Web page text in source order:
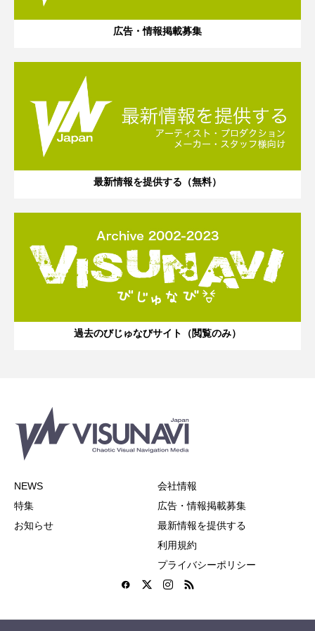
広告・情報掲載募集
最新情報を提供する（無料）
過去のびじゅなびサイト（閲覧のみ）
NEWS
特集
お知らせ
会社情報
広告・情報掲載募集
最新情報を提供する
利用規約
プライバシーポリシー